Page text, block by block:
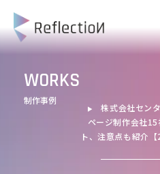
WORKS
制作事例
▶︎ 株式会社セン
ページ制作会社
ト、注意点も紹介